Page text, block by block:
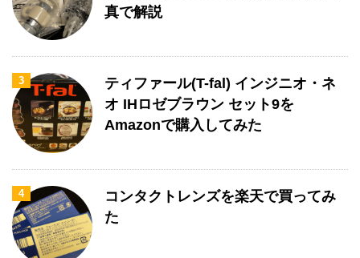
真で解説
3
ティファール(T-fal) インジニオ・ネ
オ IHロゼブラウン セット9を
Amazonで購入してみた
4
コンタクトレンズを楽天で買ってみ
た